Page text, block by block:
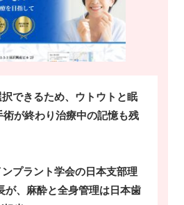
できるため、ウトウトと眠
術が終わり治療中の記憶も残
プラント学会の日本支部理
、麻酔と全身管理は日本歯